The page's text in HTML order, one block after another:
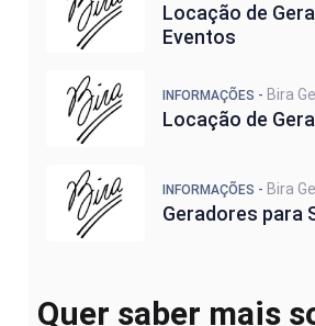
Locação de
Eventos
INFORMAÇÕES - Bira
Locação de
INFORMAÇÕES - Bira
Geradores para
Quer saber mais